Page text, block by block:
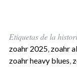
Etiquetas de la
zoahr 2025, zoahr
zoahr heavy blues,